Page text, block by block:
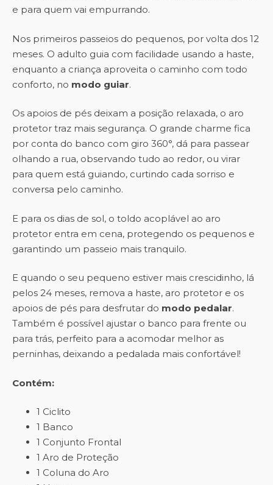
e para quem vai empurrando.
Nos primeiros passeios do pequenos, por volta dos 12
meses. O adulto guia com facilidade usando a haste,
enquanto a criança aproveita o caminho com todo
conforto, no modo guiar.
Os apoios de pés deixam a posição relaxada, o aro
protetor traz mais segurança. O grande charme fica
por conta do banco com giro 360°, dá para passear
olhando a rua, observando tudo ao redor, ou virar
para quem está guiando, curtindo cada sorriso e
conversa pelo caminho.
E para os dias de sol, o toldo acoplável ao aro
protetor entra em cena, protegendo os pequenos e
garantindo um passeio mais tranquilo.
E quando o seu pequeno estiver mais crescidinho, lá
pelos 24 meses, remova a haste, aro protetor e os
apoios de pés para desfrutar do modo pedalar.
Também é possível ajustar o banco para frente ou
para trás, perfeito para a acomodar melhor as
perninhas, deixando a pedalada mais confortável!
Contém:
1 Ciclito
1 Banco
1 Conjunto Frontal
1 Aro de Proteção
1 Coluna do Aro